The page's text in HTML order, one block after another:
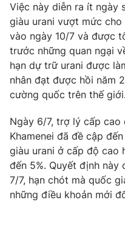
Thế giới đó đây
Câu chuyện quốc tế
Kinh tế
Tài chính
Thị trường
Góc doanh nghiệp
Dữ liệu và đời sống
Truyền hình
Phim VTV
Hậu trường
Nhân vật
Khán giả
Giải sao mai
Giải trí
Điện ảnh
Âm nhạc
Sao
Đời sống
Du lịch
Làm đẹp
Giáo dục
Việc này diễn ra ít ngày
giàu urani vượt mức
vào ngày 10/7 và được
trước những quan ngại
hạn dự trữ urani được
nhân đạt được hồi năm
cường quốc trên thế giới.
Ngày 6/7, trợ lý cấp cao
Khamenei đã đề cập
giàu urani ở cấp độ cao
đến 5%. Quyết định
7/7, hạn chót mà quốc
những điều khoản mới